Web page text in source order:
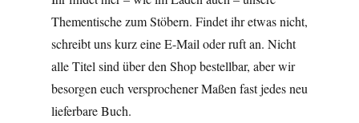
Thementische zum Stöbern. Findet ihr etwas nicht,
schreibt uns kurz eine E-Mail oder ruft an. Nicht
alle Titel sind über den Shop bestellbar, aber wir
besorgen euch versprochener Maßen fast jedes neu
lieferbare Buch.